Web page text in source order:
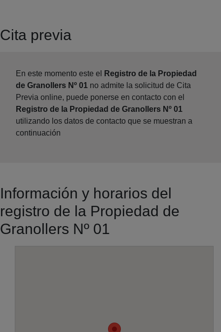
Cita previa
En este momento este el
Registro de la Propiedad
de Granollers Nº 01 no admite la solicitud de Cita
Previa online, puede ponerse en contacto con el
Registro de la Propiedad de Granollers Nº 01
utilizando los datos de contacto que se muestran a
continuación
Información y horarios del
registro de la Propiedad de
Granollers Nº 01